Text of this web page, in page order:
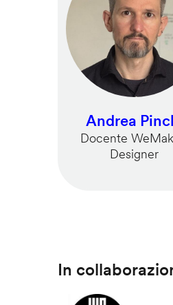
Andrea
Docente
Designer
In